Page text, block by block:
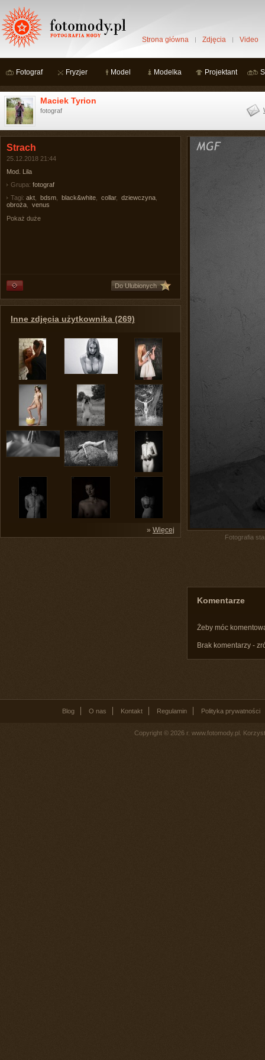
Strona główna Zdjęcia Video
Fotograf Fryzjer Model Modelka Projektant
Maciek Tyrion
fotograf
Strach
25.12.2018 21:44
Mod. Lila
Grupa: fotograf
Tagi: akt bdsm black&white collar, dziewczyna
obroża
venus
Pokaż duże
Do Ulubionych
Inne zdjęcia użytkownika (269)
» Więcej
Fotografia
Komentarze
Żeby móc
Brak komentarzy -
Blog O nas Kontakt Regulamin Polityka prywatności
Copyright © 2026 r. www.fotomody.pl.